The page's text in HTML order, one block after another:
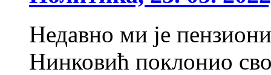
Недавно ми је
Нинковић поклонио